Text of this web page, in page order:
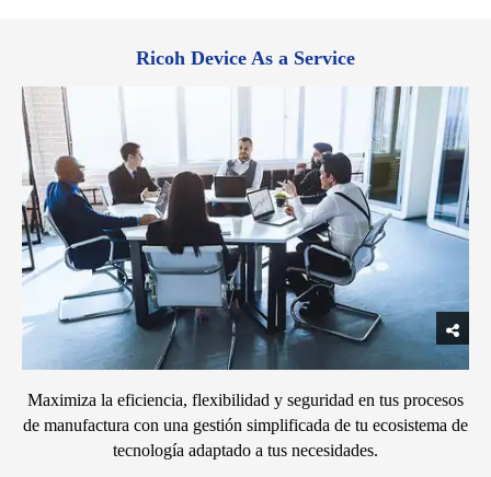
Ricoh Device As a Service
Maximiza la eficiencia, flexibilidad y seguridad en tus procesos
de manufactura con una gestión simplificada de tu ecosistema de
tecnología adaptado a tus necesidades.